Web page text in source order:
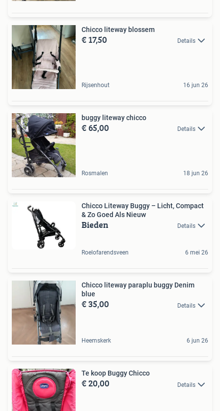
Chicco liteway blossem
€ 17,50 Details
Rijsenhout 16 jun 26
buggy liteway chicco
€ 65,00 Details
Rosmalen 18 jun 26
Chicco Liteway Buggy – Licht, Compact
& Zo Goed Als Nieuw
Bieden Details
Roelofarendsveen 6 mei 26
Chicco liteway paraplu buggy Denim
blue
€ 35,00 Details
Heemskerk 6 jun 26
Te koop Buggy Chicco
€ 20,00 Details